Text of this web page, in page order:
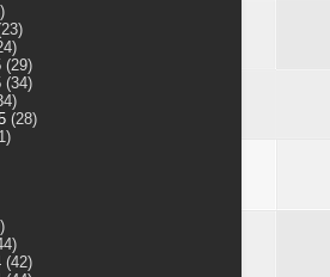
(29)
(34)
(28)
(42)